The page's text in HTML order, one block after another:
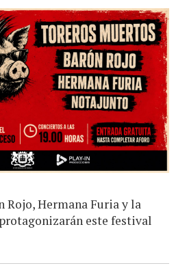
Rojo, Hermana Furia y la
este festival